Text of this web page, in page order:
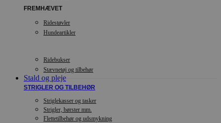
FREMHÆVET
Ridestøvler
Hundeartikler
Ridebukser
Stævnetøj og tilbehør
Stald og pleje
STRIGLER OG TILBEHØR
Striglekasser og tasker
Strigler, børster mm.
Flettetilbehør og udsmykning